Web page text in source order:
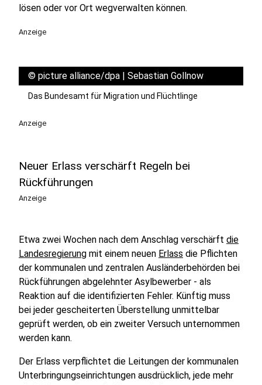
lösen oder vor Ort wegverwalten können.
Anzeige
© picture alliance/dpa | Sebastian Gollnow
Das Bundesamt für Migration und Flüchtlinge
Anzeige
Neuer Erlass verschärft Regeln bei
Rückführungen
Anzeige
Etwa zwei Wochen nach dem Anschlag verschärft die
Landesregierung mit einem neuen Erlass die Pflichten
der kommunalen und zentralen Ausländerbehörden bei
Rückführungen abgelehnter Asylbewerber - als
Reaktion auf die identifizierten Fehler. Künftig muss
bei jeder gescheiterten Überstellung unmittelbar
geprüft werden, ob ein zweiter Versuch unternommen
werden kann.
Der Erlass verpflichtet die Leitungen der kommunalen
Unterbringungseinrichtungen ausdrücklich, jede mehr